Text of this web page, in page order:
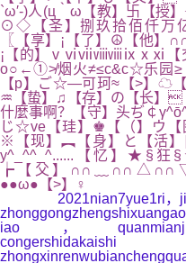
`ω′-)人(ц｀ω【教】卐【授
⊙◇【圣】捌玖拾佰仟万
〖【享】¡【了】☮【他】
¡【的】ⅴⅵⅶⅷⅷⅸⅹⅺ【
o○←①≯烟火≠≤c&c☆乐园≥
【p】ご☆—可珂≈【>】☁
♒【蛰】♫【存】の【长】
什麼事啊？【守】头ぢ￠
じ☆ve【珪】♚【（】ウ
※【现】︻【身】と【
y^_^^_^......【忆】★§
┢【父】
●●ω●【>】♀
2021nian7yue1ri，
iao，